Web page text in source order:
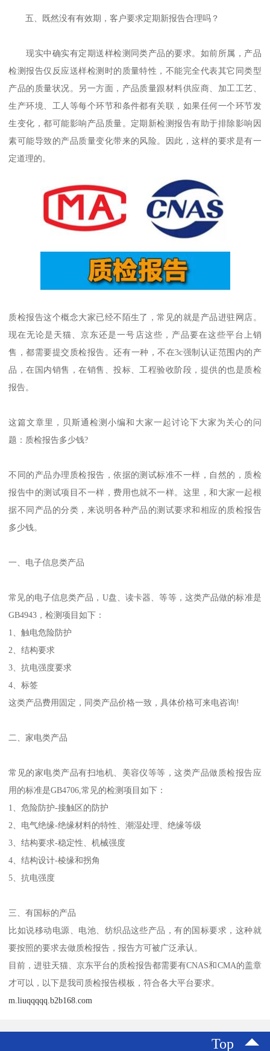
五、既然没有有效期，客户要求定期新报告合理吗？
现实中确实有定期送样检测同类产品的要求。如前所属，产品
检测报告仅反应送样检测时的质量特性，不能完全代表其它同类型
产品的质量状况。另一方面，产品质量跟材料供应商、加工工艺、
生产环境、工人等每个环节和条件都有关联，如果任何一个环节发
生变化，都可能影响产品质量。定期新检测报告有助于排除影响因
素可能导致的产品质量变化带来的风险。因此，这样的要求是有一
定道理的。
质检报告这个概念大家已经不陌生了，常见的就是产品进驻网店。
现在无论是天猫、京东还是一号店这些，产品要在这些平台上销
售，都需要提交质检报告。还有一种，不在3c强制认证范围内的产
品，在国内销售，在销售、投标、工程验收阶段，提供的也是质检
报告。
这篇文章里，贝斯通检测小编和大家一起讨论下大家为关心的问
题：质检报告多少钱?
不同的产品办理质检报告，依据的测试标准不一样，自然的，质检
报告中的测试项目不一样，费用也就不一样。这里，和大家一起根
据不同产品的分类，来说明各种产品的测试要求和相应的质检报告
多少钱。
一、电子信息类产品
常见的电子信息类产品，U盘、读卡器、等等，这类产品做的标准是
GB4943，检测项目如下：
1、触电危险防护
2、结构要求
3、抗电强度要求
4、标签
这类产品费用固定，同类产品价格一致，具体价格可来电咨询!
二、家电类产品
常见的家电类产品有扫地机、美容仪等等，这类产品做质检报告应
用的标准是GB4706,常见的检测项目如下：
1、危险防护-接触区的防护
2、电气绝缘-绝缘材料的特性、潮湿处理、绝缘等级
3、结构要求-稳定性、机械强度
4、结构设计-棱缘和拐角
5、抗电强度
三、有国标的产品
比如说移动电源、电池、纺织品这些产品，有的国标要求，这种就
要按照的要求去做质检报告，报告方可被广泛承认。
目前，进驻天猫、京东平台的质检报告都需要有CNAS和CMA的盖章
才可以，以下是我司质检报告模板，符合各大平台要求。
m.liuqqqqq.b2b168.com
Top